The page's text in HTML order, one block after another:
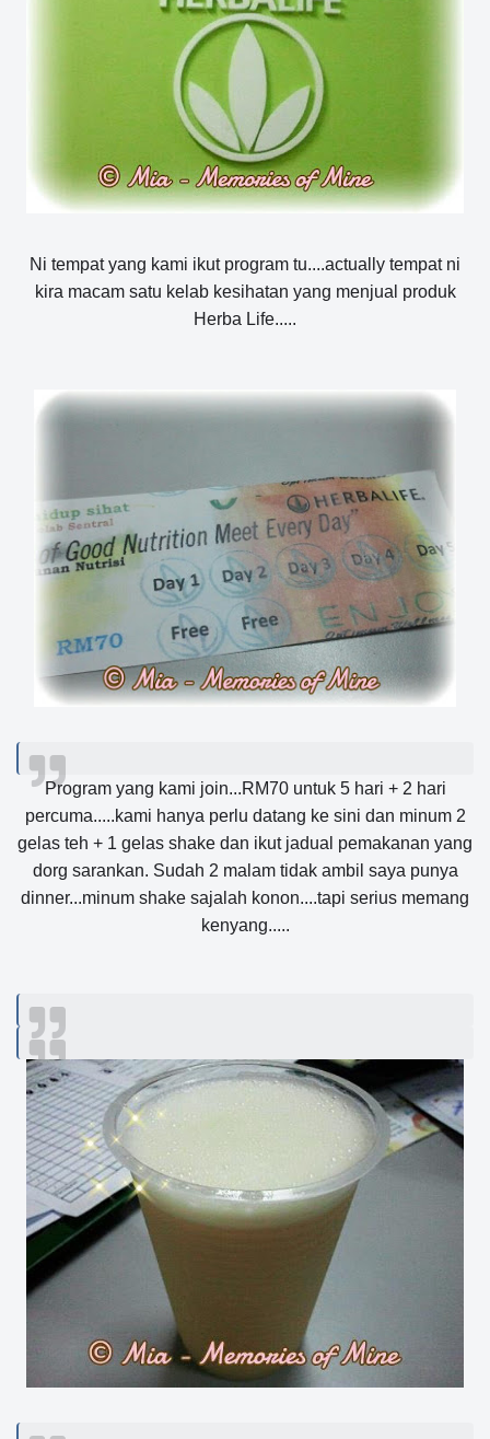
Ni tempat yang kami ikut program tu....actually tempat ni
kira macam satu kelab kesihatan yang menjual produk
Herba Life.....
Program yang kami join...RM70 untuk 5 hari + 2 hari
percuma.....kami hanya perlu datang ke sini dan minum 2
gelas teh + 1 gelas shake dan ikut jadual pemakanan yang
dorg sarankan. Sudah 2 malam tidak ambil saya punya
dinner...minum shake sajalah konon....tapi serius memang
kenyang.....